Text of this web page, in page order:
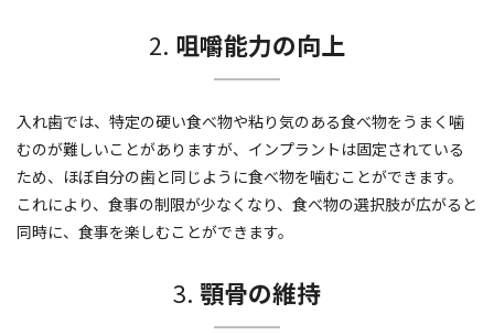
2. 咀嚼能力の向上
入れ歯では、特定の硬い食べ物や粘り気のある食べ物をうまく噛
むのが難しいことがありますが、インプラントは固定されている
ため、ほぼ自分の歯と同じように食べ物を噛むことができます。
これにより、食事の制限が少なくなり、食べ物の選択肢が広がると
同時に、食事を楽しむことができます。
3. 顎骨の維持